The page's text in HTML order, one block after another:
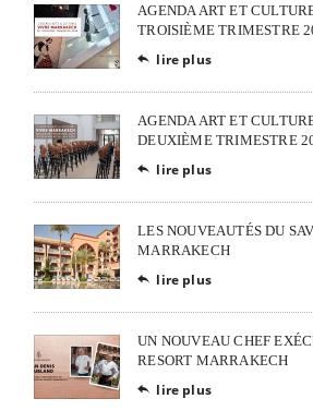
AGENDA ART ET
TROISIÈME TRIMESTRE
 lire plus
AGENDA ART ET
DEUXIÈME TRIMESTRE
 lire plus
LES NOUVEAUTÉS DU
MARRAKECH
 lire plus
UN NOUVEAU CHEF
RESORT MARRAKECH
 lire plus